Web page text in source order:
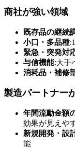
商社が強い領域
既存品の継続
小口・多品種
緊急・突発対
与信機能:大手
消耗品・補修
製造パートナー
年間流動金額
効果が見えや
新規開発・設
能